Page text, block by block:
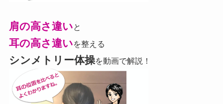
肩の高さ違いと
耳の高さ違いを整える
シンメトリー体操を動画で解説！